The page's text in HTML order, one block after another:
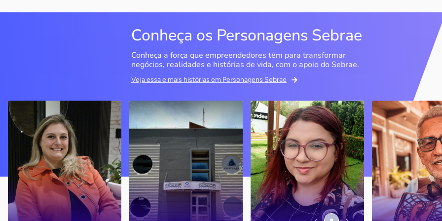
Conheça os Personagens Sebrae
Conheça a força que empreendedores têm para transformar
negócios, realidades e histórias de vida, com o apoio do Sebrae.
Veja essa e mais histórias em Personagens Sebrae
Delucci
Bento Gonçalves / RS
Sem saber muito sobre
empreendedorismo, o casal
contou com o Sebrae para
aprender tudo sobre o
assunto, colocar o negócio
nos eixos e ainda abrir uma
nova empresa
Infoecia Software
Ltda
Londrina / PR
Com mais de 20 anos de
mercado, o empresário
contou com o Sebrae para o
crescimento do negócio
Memória Ancestral
São Luís / MA
Ao lado da irmã e com o
apoio do Sebrae, a Memória
Ancestral utiliza inteligência
artificial com o objetivo de
melhorar a qualidade de vida
de pessoas com a doença
Espedito
Nova Olinda / CE
Peças criadas
cearense já foram
apresentadas em
novelas, desfiles
até em exposições
internacionais